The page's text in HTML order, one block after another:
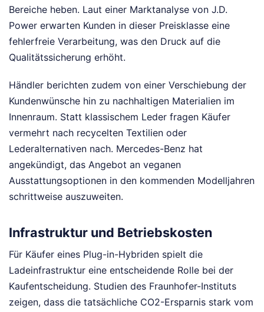
Bereiche heben. Laut einer Marktanalyse von J.D.
Power erwarten Kunden in dieser Preisklasse eine
fehlerfreie Verarbeitung, was den Druck auf die
Qualitätssicherung erhöht.
Händler berichten zudem von einer Verschiebung der
Kundenwünsche hin zu nachhaltigen Materialien im
Innenraum. Statt klassischem Leder fragen Käufer
vermehrt nach recycelten Textilien oder
Lederalternativen nach. Mercedes-Benz hat
angekündigt, das Angebot an veganen
Ausstattungsoptionen in den kommenden Modelljahren
schrittweise auszuweiten.
Infrastruktur und Betriebskosten
Für Käufer eines Plug-in-Hybriden spielt die
Ladeinfrastruktur eine entscheidende Rolle bei der
Kaufentscheidung. Studien des Fraunhofer-Instituts
zeigen, dass die tatsächliche CO2-Ersparnis stark vom